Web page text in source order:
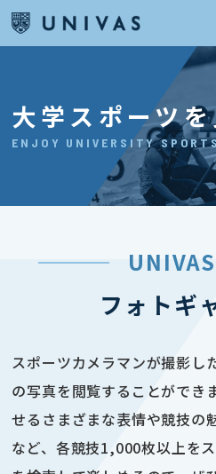
大学スポーツ
ENJOY UNIVERSITY
フォトギ
スポーツカメラマンが撮影し
の写真を閲覧することができ
せるさまざまな表情や競技の
など、各競技1,000枚以上を